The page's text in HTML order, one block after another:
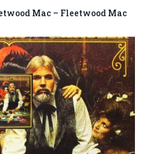
Mac – Fleetwood Mac